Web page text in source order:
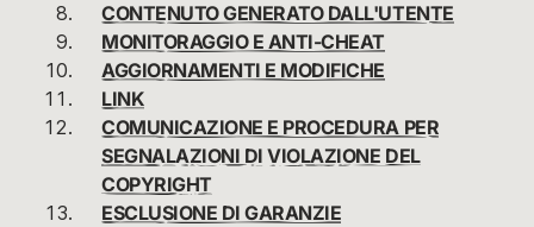
CONTENUTO GENERATO DALL'UTENTE
MONITORAGGIO E ANTI-CHEAT
AGGIORNAMENTI E MODIFICHE
LINK
COMUNICAZIONE E PROCEDURA PER
SEGNALAZIONI DI VIOLAZIONE DEL
COPYRIGHT
ESCLUSIONE DI GARANZIE